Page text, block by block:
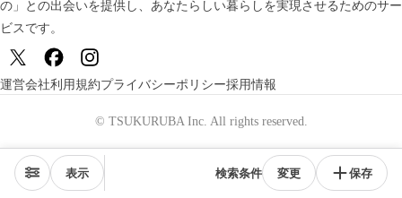
表示 検索条件 変更 保存
の」との出会いを提供し、 あなたらしい暮らしを実現させるためのサー
ビスです。
運営会社利用規約プライバシーポリシー採用情報
© TSUKURUBA Inc. All rights reserved.